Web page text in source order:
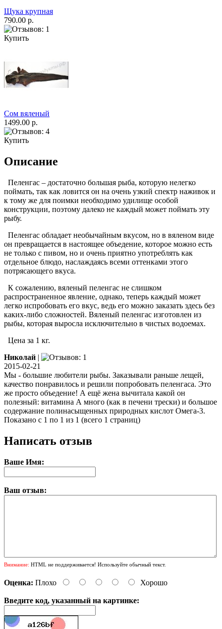
Щука крупная
790.00 р.
Купить
Сом вяленый
1499.00 р.
Купить
Описание
Пеленгас – достаточно большая рыба, которую нелегко
поймать, так как ловится он на очень узкий спектр наживок и
к тому же для поимки необходимо удилище особой
конструкции, поэтому далеко не каждый может поймать эту
рыбу.
Пеленгас обладает необычайным вкусом, но в вяленом виде
он превращается в настоящее объедение, которое можно есть
не только с пивом, но и очень приятно употреблять как
отдельное блюдо, наслаждаясь всеми оттенками этого
потрясающего вкуса.
К сожалению, вяленый пеленгас не слишком
распространенное явление, однако, теперь каждый может
легко испробовать его вкус, ведь его можно заказать здесь без
каких-либо сложностей. Вяленый пеленгас изготовлен из
рыбы, которая выросла исключительно в чистых водоемах.
Цена за 1 кг.
Николай |
2015-02-21
Мы - большие любители рыбы. Заказывали раньше лещей,
качество понравилось и решили попробовать пеленгаса. Это
же просто объедение! А ещё жена вычитала какой он
полезный: витамина А много (как в печени трески) и большое
содержание полинасыщенных природных кислот Омега-3.
Показано с 1 по 1 из 1 (всего 1 страниц)
Написать отзыв
Ваше Имя:
Ваш отзыв:
Внимание: HTML не поддерживается! Используйте обычный текст.
Оценка: Плохо Хорошо
Введите код, указанный на картинке: